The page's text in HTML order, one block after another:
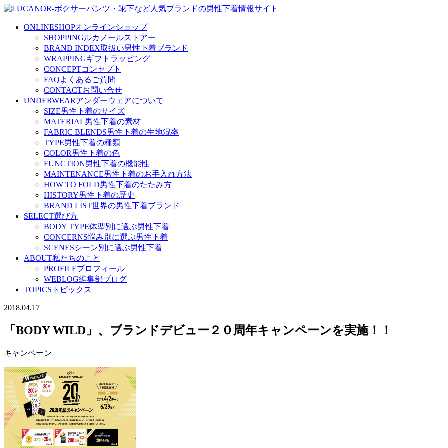
ONLINESHOPオンラインショップ
SHOPPINGルカノールストアー
BRAND INDEX取扱い男性下着ブランド
WRAPPINGギフトラッピング
CONCEPTコンセプト
FAQよくあるご質問
CONTACTお問い合せ
UNDERWEARアンダーウェアについて
SIZE男性下着のサイズ
MATERIAL男性下着の素材
FABRIC BLENDS男性下着の生地混率
TYPE男性下着の種類
COLOR男性下着の色
FUNCTION男性下着の機能性
MAINTENANCE男性下着のお手入れ方法
HOW TO FOLD男性下着のたたみ方
HISTORY男性下着の歴史
BRAND LIST世界の男性下着ブランド
SELECT選び方
BODY TYPE体型別に選ぶ男性下着
CONCERNS悩み別に選ぶ男性下着
SCENESシーン別に選ぶ男性下着
ABOUT私たちのこと
PROFILEプロフィール
WEBLOG編集部ブログ
TOPICS トピックス
2018.04.17
「BODY WILD」、ブランドデビュー２０周年キャンペーンを実施！！
キャンペーン